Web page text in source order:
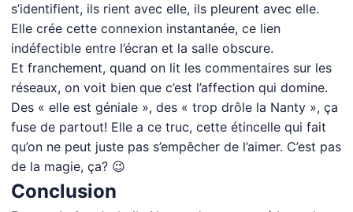
s’identifient, ils rient avec elle, ils pleurent avec elle.
Elle crée cette connexion instantanée, ce lien
indéfectible entre l’écran et la salle obscure.
Et franchement, quand on lit les commentaires sur les
réseaux, on voit bien que c’est l’affection qui domine.
Des « elle est géniale », des « trop drôle la Nanty », ça
fuse de partout! Elle a ce truc, cette étincelle qui fait
qu’on ne peut juste pas s’empêcher de l’aimer. C’est pas
de la magie, ça? 😉
Conclusion